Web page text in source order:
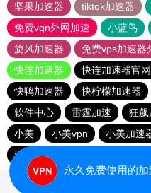
坚果加速器
tiktok加速器
免费vqn外网加速
小蓝鸟
旋风加速器
免费vps加速器
快连加速器
快连加速器官
快鸭加速器
快柠檬加速器
软件中心
雷霆加速 狂飙
小美
小美vpn 小美加速
海鸥加速器下载
永久免费使用的加